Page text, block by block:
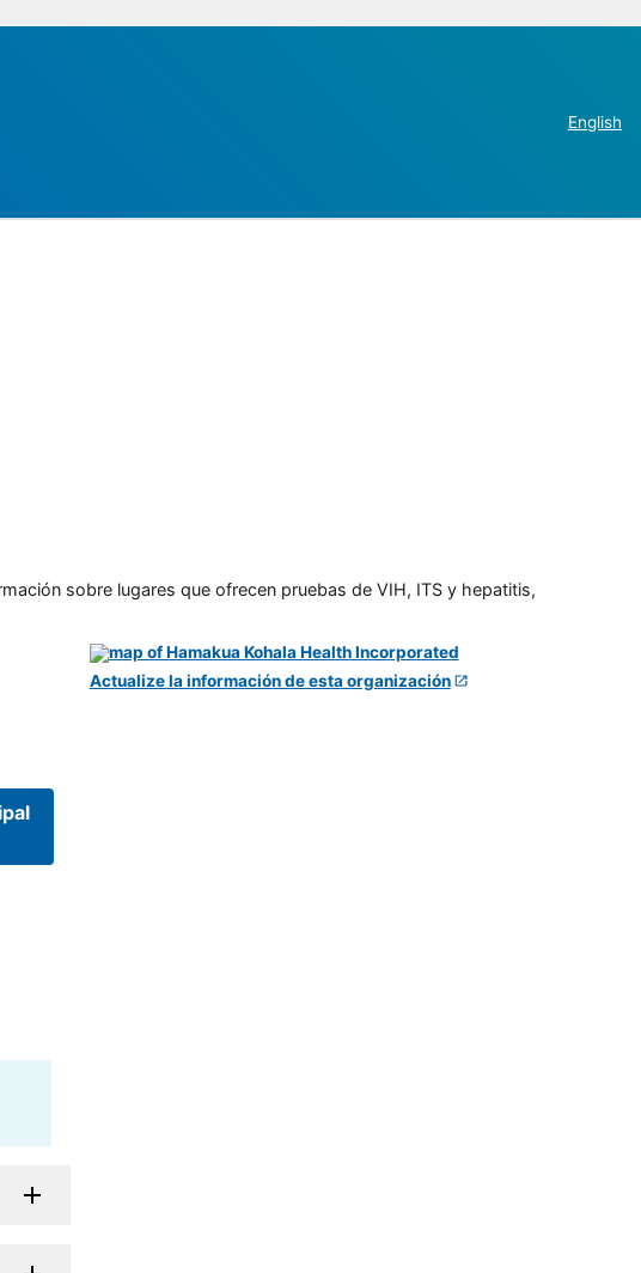
English
sobre lugares que ofrecen pruebas de VIH, ITS y hepatitis,
Actualize la información de esta organización